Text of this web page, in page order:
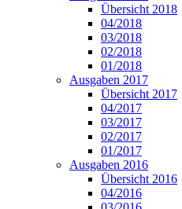
Übersicht 2018
04/2018
03/2018
02/2018
01/2018
Ausgaben 2017
Übersicht 2017
04/2017
03/2017
02/2017
01/2017
Ausgaben 2016
Übersicht 2016
04/2016